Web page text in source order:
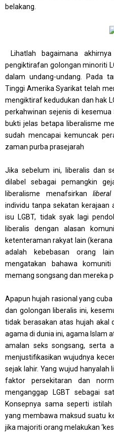
belakang.
Lihatlah bagaimana
pengiktirafan golongan minoriti
dalam undang-undang. Pada
Tinggi Amerika Syarikat telah
mengiktiraf kedudukan dan hak
perkahwinan sejenis di
bukti jelas betapa liberalisme
sudah mencapai kemuncak
zaman purba prasejarah
Jika sebelum ini, liberalis dan
dilabel sebagai pemangkin
liberalisme menafsirkanliberal
individu tanpa sekatan kerajaan
isu LGBT, tidak syak lagi
liberalis dengan alasan
ketenteraman rakyat lain
adalah kebebasan orang
mengatakan bahawa
memang songsang dan mereka
Apapun hujah rasional yang
dan golongan liberalis ini,
tidak berasakan atas hujah akal
agama di dunia ini, agama Islam
amalan seks songsang, serta
menjustifikasikan wujudnya
sejak lahir. Yang wujud
faktor persekitaran dan
menganggap LGBT sebagai
Konsepnya sama seperti
yang membawa maksud suatu
jika majoriti orang melakukan